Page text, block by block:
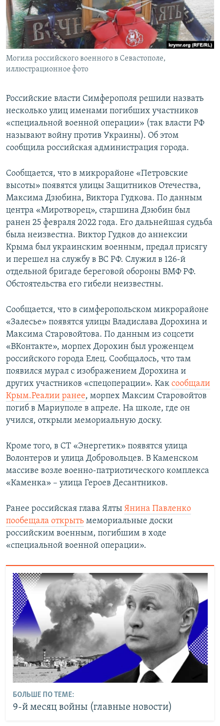
ПОБЕДИТЕЛЕЙ НЕ СУДЯТ?
КРЫМ.НЕПОКОРЕННЫЙ
ELIFBE
УКРАИНСКАЯ ПРОБЛЕМА КРЫМА
ПРИСОЕДИНЯЙТЕСЬ!
Все сайты RFE/RL
Могила российского военного в Севастополе,
иллюстрационное фото
Российские власти Симферополя решили назвать
несколько улиц именами погибших участников
«специальной военной операции» (так власти РФ
называют войну против Украины). Об этом
сообщила российская администрация города.
Сообщается, что в микрорайоне «Петровские
высоты» появятся улицы Защитников Отечества,
Максима Дзюбина, Виктора Гудкова. По данным
центра «Миротворец», старшина Дзюбин был
ранен 25 февраля 2022 года. Его дальнейшая судьба
была неизвестна. Виктор Гудков до аннексии
Крыма был украинским военным, предал присягу
и перешел на службу в ВС РФ. Служил в 126-й
отдельной бригаде береговой обороны ВМФ РФ.
Обстоятельства его гибели неизвестны.
Сообщается, что в симферопольском микрорайоне
«Залесье» появятся улицы Владислава Дорохина и
Максима Старовойтова. По данным из соцсети
«ВКонтакте», морпех Дорохин был уроженцем
российского города Елец. Сообщалось, что там
появился мурал с изображением Дорохина и
других участников «спецоперации». Как сообщали
Крым.Реалии ранее, морпех Максим Старовойтов
погиб в Мариуполе в апреле. На школе, где он
учился, открыли мемориальную доску.
Кроме того, в СТ «Энергетик» появятся улица
Волонтеров и улица Добровольцев. В Каменском
массиве возле военно-патриотического комплекса
«Каменка» – улица Героев Десантников.
Ранее российская глава Ялты Янина Павленко
пообещала открыть мемориальные доски
российским военным, погибшим в ходе
«специальной военной операции».
БОЛЬШЕ ПО ТЕМЕ:
9-й месяц войны (главные новости)